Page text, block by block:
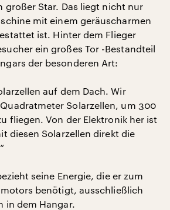
großer Star. Das liegt nicht nur
mit einem geräuscharmen
ist. Hinter dem Flieger
ein großes Tor -Bestandteil
der besonderen Art:
auf dem Dach. Wir
Solarzellen, um 300
fliegen. Von der Elektronik her ist
diesen Solarzellen direkt die
seine Energie, die er zum
benötigt, ausschließlich
in dem Hangar.